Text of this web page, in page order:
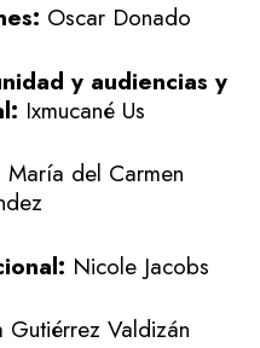
Oscar Donado
y audiencias y
Ixmucané Us
María del Carmen
Nicole Jacobs
Gutiérrez Valdizán